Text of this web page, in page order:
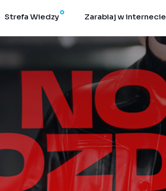
Strefa Wiedzy Zarabiaj w internecie